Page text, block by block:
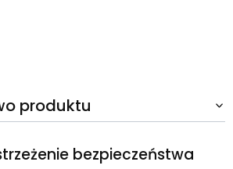
produktu
bezpieczeństwa